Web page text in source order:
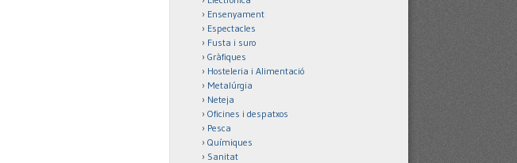
Ensenyament
Espectacles
Fusta i suro
Gràfiques
Hosteleria i Alimentació
Metalúrgia
Neteja
Oficines i despatxos
Pesca
Químiques
Sanitat